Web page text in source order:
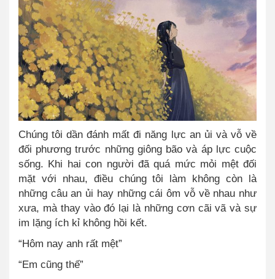
Chúng tôi dần đánh mất đi năng lực an ủi và vỗ về
đối phương trước những giông bão và áp lực cuộc
sống. Khi hai con người đã quá mức mỏi mệt đối
mặt với nhau, điều chúng tôi làm không còn là
những câu an ủi hay những cái ôm vỗ về nhau như
xưa, mà thay vào đó lại là những cơn cãi vã và sự
im lặng ích kỉ không hồi kết.
“Hôm nay anh rất mệt”
“Em cũng thế”